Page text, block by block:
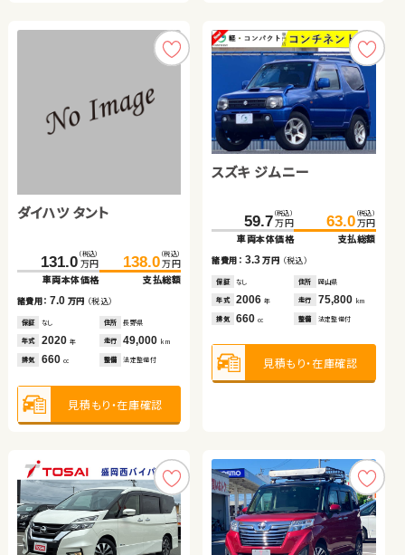
ダイハツ タント
131.0 （税込）
万円
車両本体価格
138.0 （税込）
万円
支払総額
諸費用：7.0 万円 （税込）
保証 なし 住所 長野県
年式 2020 年 走行 49,000 km
排気 660 cc 整備 法定整備付
見積もり・在庫確認
スズキ ジムニー
59.7 （税込）
万円
車両本体価格
63.0 （税込）
万円
支払総額
諸費用： 3.3万円 （税込）
保証 なし 住所 岡山県
年式 2006年 走行 75,800 km
排気 660cc 整備 法定整備付
見積もり・在庫確認
77.8（税込）
万円
諸費用：9.6 万円（税込）
あり 秋田県
年式 2016年 走行
排気 1,300 整備 法定整備付
見積もり・在庫確認
トヨタ アクア
68.8 （税込）
万円
車両本体価格
83.0 （税込）
万円
支払総額
諸費用： 14.2万円（税込）
保証 あり 住所 宮城県
年式 2019年 走行 87,400 km
排気 1,500 整備 法定整備付
見積もり・在庫確認
215.0（税込）
万円
諸費用：10.5万円（税込）
なし 福島県
年式 2018年 走行
排気 2,000 整備 法定整備付
見積もり・在庫確認
トヨタ ヴォクシー
245.8 （税込）
万円
車両本体価格
260.9 （税込）
万円
支払総額
諸費用： 15.1万円（税込）
保証 あり 住所 鹿児島県
年式 2021年 走行 65,100 km
排気 2,000 整備 法定整備付
見積もり・在庫確認